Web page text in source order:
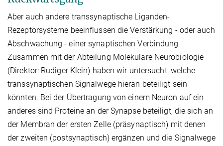
Aber auch andere transsynaptische Liganden-
Rezeptorsysteme beeinflussen die Verstärkung - oder auch
Abschwächung - einer synaptischen Verbindung.
Zusammen mit der Abteilung Molekulare Neurobiologie
(Direktor: Rüdiger Klein) haben wir untersucht, welche
transsynaptischen Signalwege hieran beteiligt sein
könnten. Bei der Übertragung von einem Neuron auf ein
anderes sind Proteine an der Synapse beteiligt, die sich an
der Membran der ersten Zelle (präsynaptisch) mit denen
der zweiten (postsynaptisch) ergänzen und die Signalwege